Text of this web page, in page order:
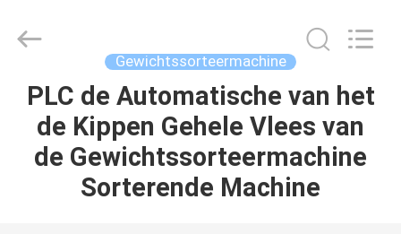
THUIS
PRODUCTEN
Reserved.
Gewichtssorteermachine
PLC de Automatische van het
de Kippen Gehele Vlees van
de Gewichtssorteermachine
Sorterende Machine